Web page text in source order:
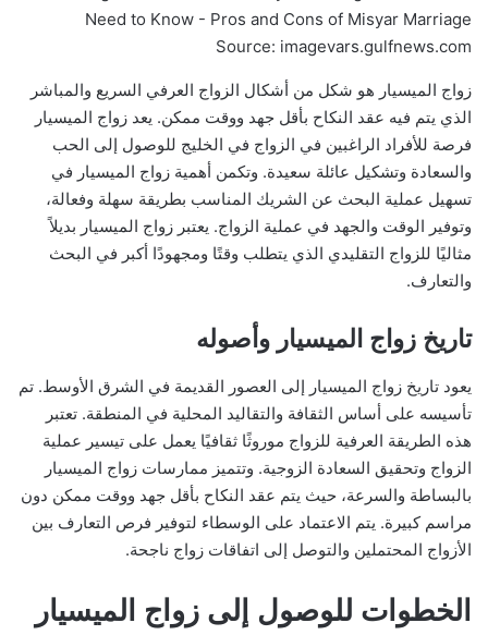
Source: imagevars.gulfnews.com
زواج الميسيار هو شكل من أشكال الزواج العرفي السريع والمباشر
الذي يتم فيه عقد النكاح بأقل جهد ووقت ممكن. يعد زواج الميسيار
فرصة للأفراد الراغبين في الزواج في الخليج للوصول إلى الحب
والسعادة وتشكيل عائلة سعيدة. وتكمن أهمية زواج الميسيار في
تسهيل عملية البحث عن الشريك المناسب بطريقة سهلة وفعالة،
وتوفير الوقت والجهد في عملية الزواج. يعتبر زواج الميسيار بديلاً
مثاليًا للزواج التقليدي الذي يتطلب وقتًا ومجهودًا أكبر في البحث
والتعارف.
تاريخ زواج الميسيار وأصوله
يعود تاريخ زواج الميسيار إلى العصور القديمة في الشرق الأوسط. تم
تأسيسه على أساس الثقافة والتقاليد المحلية في المنطقة. تعتبر
هذه الطريقة العرفية للزواج موروثًا ثقافيًا يعمل على تيسير عملية
الزواج وتحقيق السعادة الزوجية. وتتميز ممارسات زواج الميسيار
بالبساطة والسرعة، حيث يتم عقد النكاح بأقل جهد ووقت ممكن دون
مراسم كبيرة. يتم الاعتماد على الوسطاء لتوفير فرص التعارف بين
الأزواج المحتملين والتوصل إلى اتفاقات زواج ناجحة.
الخطوات للوصول إلى زواج الميسيار